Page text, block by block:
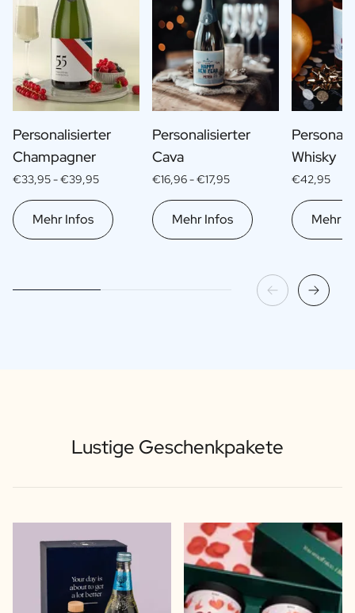
Personalisierter
Champagner
€33,95 -€39,95
Mehr Infos
Personalisierter
Cava
€16,96 -€17,95
Mehr Infos
Whisky
€42,95
Mehr
Lustige Geschenkpakete